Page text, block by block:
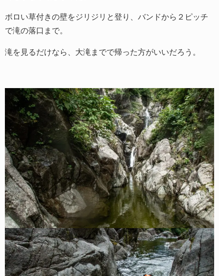
ボロい草付きの壁をジリジリと登り、バンドから２ピッチ
で滝の落口まで。
滝を見るだけなら、大滝までで帰った方がいいだろう。